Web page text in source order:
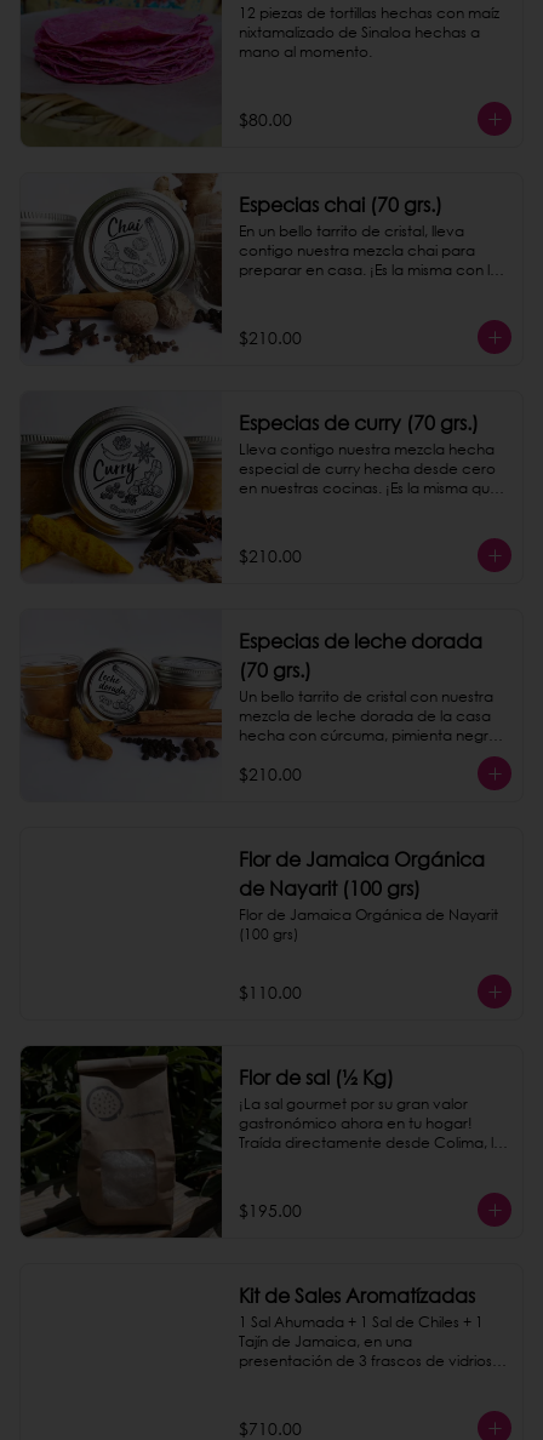
12 piezas de tortillas hechas con maíz
nixtamalizado de Sinaloa hechas a
mano al momento.
$80.00
Especias chai (70 grs.)
En un bello tarrito de cristal, lleva
contigo nuestra mezcla chai para
preparar en casa. ¡Es la misma con la
$210.00
Especias de curry (70 grs.)
Lleva contigo nuestra mezcla hecha
especial de curry hecha desde cero
en nuestras cocinas. ¡Es la misma que
$210.00
Especias de leche dorada
(70 grs.)
Un bello tarrito de cristal con nuestra
mezcla de leche dorada de la casa
hecha con cúrcuma, pimienta negra
$210.00
Flor de Jamaica Orgánica
de Nayarit (100 grs)
Flor de Jamaica Orgánica de Nayarit
(100 grs)
$110.00
Flor de sal (½ Kg)
¡La sal gourmet por su gran valor
gastronómico ahora en tu hogar!
Traída directamente desde Colima, le
$195.00
Kit de Sales Aromatízadas
1 Sal Ahumada + 1 Sal de Chiles + 1
Tajín de Jamaica, en una
presentación de 3 frascos de vidrios
$710.00